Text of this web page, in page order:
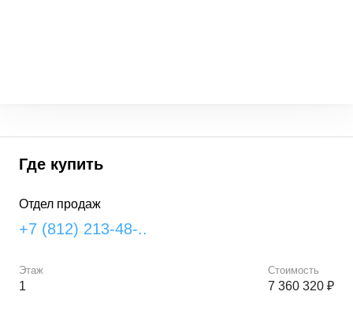
Где купить
Отдел продаж
+7 (812) 213-48-..
Этаж
1
Стоимость
7 360 320 ₽